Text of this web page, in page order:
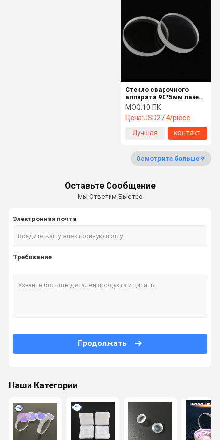
Стекло сварочного
аппарата 90*5мм лазера
- объектив лазера
волокна защитный
MOQ:10 ПК
Цена:USD27.4/piece
Лучшая
контакт
Осмотрите больше
Оставьте Сообщение
Мы Ответим Быстро
Электронная почта
Требование
Продолжать
Наши Категории